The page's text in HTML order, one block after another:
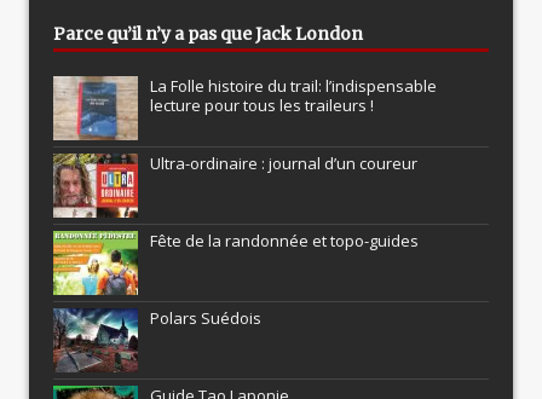
Parce qu’il n’y a pas que Jack London
La Folle histoire du trail: l’indispensable
lecture pour tous les traileurs !
Ultra-ordinaire : journal d’un coureur
Fête de la randonnée et topo-guides
Polars Suédois